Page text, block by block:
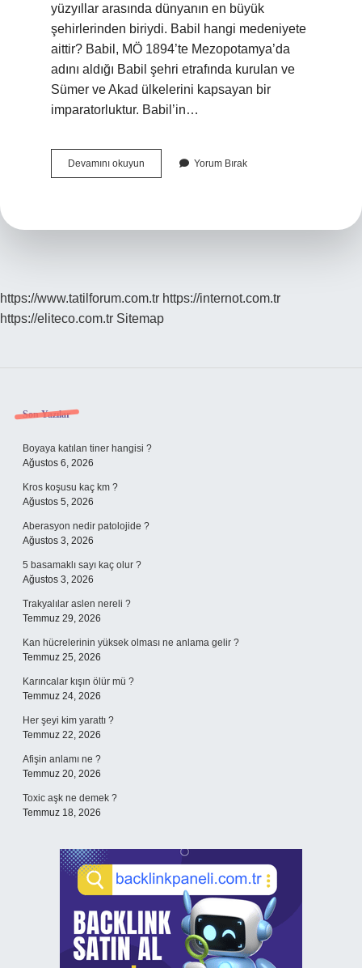
yüzyıllar arasında dünyanın en büyük
şehirlerinden biriydi. Babil hangi medeniyete
aittir? Babil, MÖ 1894’te Mezopotamya’da
adını aldığı Babil şehri etrafında kurulan ve
Sümer ve Akad ülkelerini kapsayan bir
imparatorluktur. Babil’in…
Devamını okuyun
Hangi
Yorum Bırak
https://www.tatilforum.com.tr https://internot.com.tr
https://eliteco.com.tr Sitemap
Sidebar
Son Yazılar
Boyaya katılan tiner hangisi ?
Ağustos 6, 2026
Kros koşusu kaç km ?
Ağustos 5, 2026
Aberasyon nedir patolojide ?
Ağustos 3, 2026
5 basamaklı sayı kaç olur ?
Ağustos 3, 2026
Trakyalılar aslen nereli ?
Temmuz 29, 2026
Kan hücrelerinin yüksek olması ne anlama gelir ?
Temmuz 25, 2026
Karıncalar kışın ölür mü ?
Temmuz 24, 2026
Her şeyi kim yarattı ?
Temmuz 22, 2026
Afişin anlamı ne ?
Temmuz 20, 2026
Toxic aşk ne demek ?
Temmuz 18, 2026